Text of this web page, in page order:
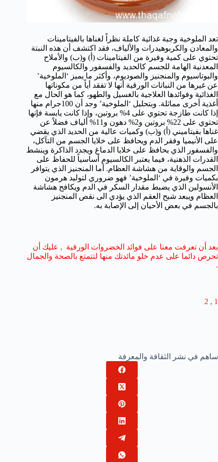
تعد الملوخية وجبة غذائية كاملة نظراً لغناها بالفيتامينات
والمعادن والكربوهيدرات والألياف، فقد اكتشف أن هذه النبتة
تحتوي على كمية وفيرة من الفيتامينات (أ) و(ب) والأملاح
المعدنية الهامة للجسم كالحديد والفسفور والكالسيوم
والبوتاسيوم والمنجنيز والصوديوم، وأكثر ما يميز ‘الملوخية’
عن غيرها من النباتات الورقية أنها لا تفقد أياً من مكوناتها
الغذائية وفوائدها العلاجية بالغسيل والطهو، كما هو الحال مع
أغذية أخرى مماثلة. وبتحليل ‘الملوخية’ وجد أن 100جرام منها
إذا كانت طازجة تحتوي على 4% بروتين، وإذا كانت يابسة فإنها
تحتوي على 22% بروتين و2% دهون و11% ألياف فضلاً عن
غناها بفيتاميني (أ) و(ب) وكميات عالية من الحديد الذي يقضي
على الأنيميا وفقر الدم ويحافظ على خلايا الجسم من التآكل،
والفسفور الذي يحافظ على خلايا الدماغ ويجدد الذاكرة وينشط
القدرات الذهنية، فيما يعتبر الكالسيوم أساسياً للحفاظ على
الجسم والوقاية من هشاشة العظام. أما المنجنيز الذي يتوافر
بكميات وفيرة في ‘الملوخية’ فهو ضروري لتوليد هرمون
الأنسولين الذي يضبط مقدار السكر في الدم ويكافح هشاشة
العظام ويبعد شبح العقم الذي يؤدي الى نقص المنجنيز
بالجسم في بعض الأحيان إلى الإصابة به.
بعد أن تعرفت معنا على فوائد الخضروات الورقية , عليك أن
تحرص دائما على عدم خلو مائدتك منها لتتمتع بالصحة والجمال
.
1
,
2
ساهم في نشر الثقافة والمعرفة